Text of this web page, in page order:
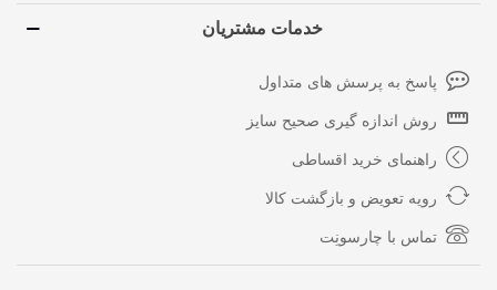
خدمات مشتریان
پاسخ به پرسش های متداول
روش اندازه گیری صحیح سایز
راهنمای خرید اقساطی
رویه تعویض و بازگشت کالا
تماس با چارسونِت